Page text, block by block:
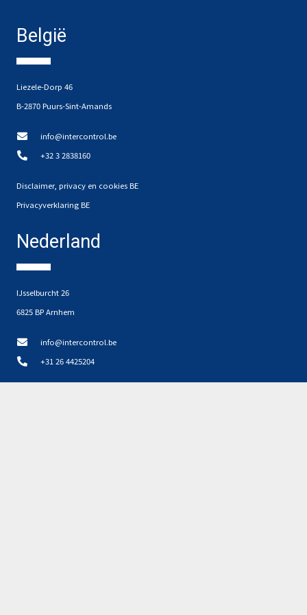
België
Liezele-Dorp 46
B-2870 Puurs-Sint-Amands
info@intercontrol.be
+32 3 2838160
Disclaimer, privacy en cookies BE
Privacyverklaring BE
Nederland
IJsselburcht 26
6825 BP Arnhem
info@intercontrol.be
+31 26 4425204